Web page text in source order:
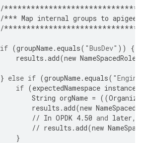
/
/*** Map internal groups to apigee
/
if (groupName. equals( "BusDev" ))
{
results .add(new NameSpacedRole
} else if (groupName. equals(
if (expectedNamespace
String orgName = ((
results .add(new
// In OPDK 4.50 and later,
// results .add(new
}